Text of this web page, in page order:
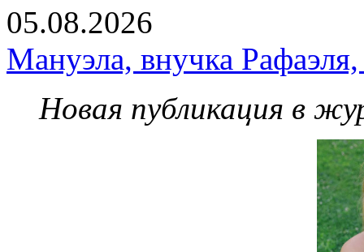
05.08.2026
Мануэла, внучка
Новая публикация в